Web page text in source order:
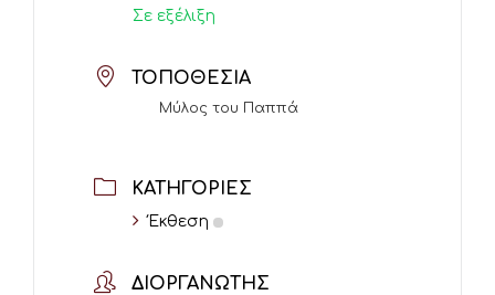
Σε εξέλιξη
ΤΟΠΟΘΕΣΊΑ
Μύλος του Παππά
ΚΑΤΗΓΟΡΊΕΣ
Έκθεση
ΔΙΟΡΓΑΝΩΤΉΣ